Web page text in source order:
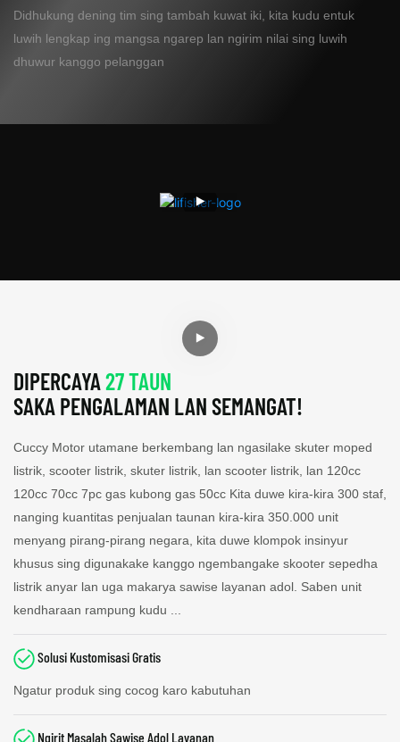
Didhukung dening tim sing tambah kuwat iki, kita kudu entuk
luwih lengkap ing mangsa ngarep lan ngirim nilai sing luwih
dhuwur kanggo pelanggan
DIPERCAYA27 TAUN
SAKA PENGALAMAN LAN SEMANGAT!
Cuccy Motor utamane berkembang lan ngasilake skuter moped
listrik, scooter listrik, skuter listrik, lan scooter listrik, lan 120cc
120cc 70cc 7pc gas kubong gas 50cc Kita duwe kira-kira 300 staf,
nanging kuantitas penjualan taunan kira-kira 350.000 unit
menyang pirang-pirang negara, kita duwe klompok insinyur
khusus sing digunakake kanggo ngembangake skooter sepedha
listrik anyar lan uga makarya sawise layanan adol. Saben unit
kendharaan rampung kudu ...
Solusi Kustomisasi Gratis
Ngatur produk sing cocog karo kabutuhan
Ngirit Masalah Sawise Adol Layanan